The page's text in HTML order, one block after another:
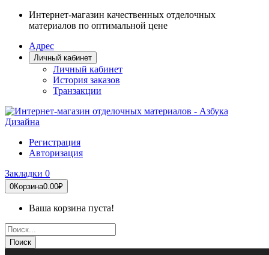
Интернет-магазин качественных отделочных
материалов по оптимальной цене
Адрес
Личный кабинет
Личный кабинет
История заказов
Транзакции
Регистрация
Авторизация
Закладки 0
0Корзина0.00₽
Ваша корзина пуста!
Поиск